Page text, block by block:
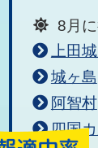
8月
上田
城ヶ島
阿智村
四国